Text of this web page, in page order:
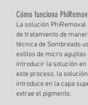
Cómo funciona
La solución
de tratamiento de
técnica de Sombreado
estilos de micro agujitas
introducir la solución
este proceso, la
introduce en la capa
extrae el pigmento.